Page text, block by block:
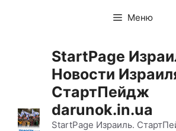
Меню
StartPage
Новости
СтартПейдж
darunok.in.ua
StartPage Израиль.